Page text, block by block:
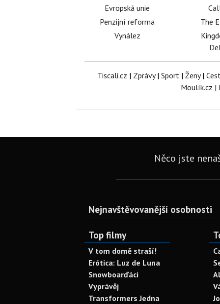
Evropská unie
Penzijní reforma
Vynález
The
Tiscali.cz | Zprávy| Sport| Ženy|
Moulík.cz |
Něco jste
Nejnavštěvovanější osobnosti
Top filmy
V tom domě straší!
Erótica: Luz de Luna
Snowboarďáci
Vyprávěj
Transformers Jedna